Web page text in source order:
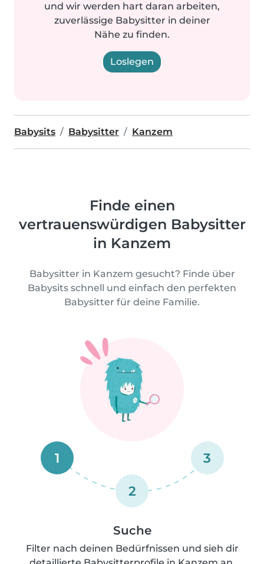
und wir werden hart daran arbeiten,
zuverlässige Babysitter in deiner
Nähe zu finden.
Loslegen
Babysits Babysitter Kanzem
Finde einen
vertrauenswürdigen Babysitter
in Kanzem
Babysitter in Kanzem gesucht? Finde über
Babysits schnell und einfach den perfekten
Babysitter für deine Familie.
1
2
3
Suche
Filter nach deinen Bedürfnissen und sieh dir